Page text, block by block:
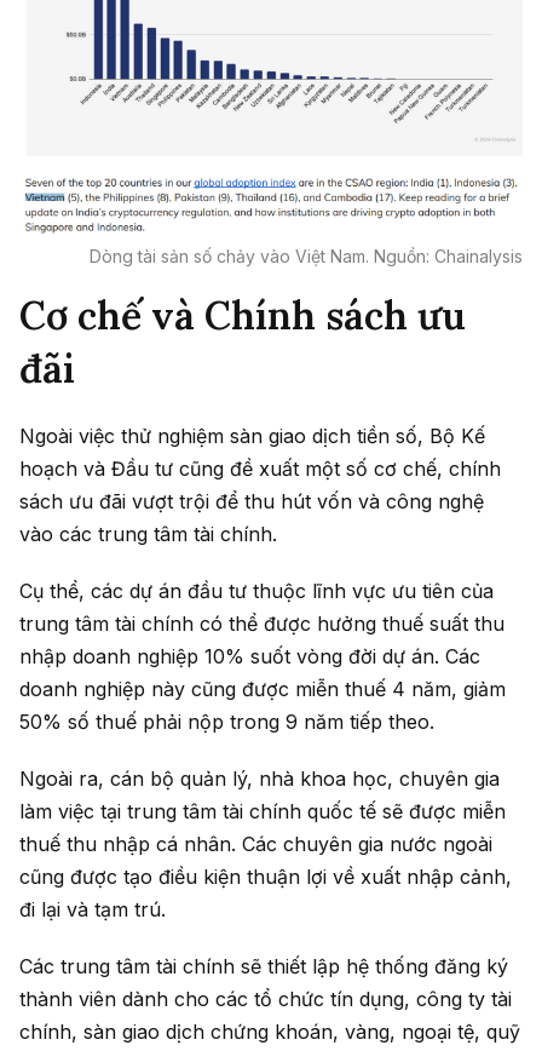
Dòng tài sản số chảy vào Việt Nam. Nguồn: Chainalysis
Cơ chế và Chính sách ưu
đãi
Ngoài việc thử nghiệm sàn giao dịch tiền số, Bộ Kế
hoạch và Đầu tư cũng đề xuất một số cơ chế, chính
sách ưu đãi vượt trội để thu hút vốn và công nghệ
vào các trung tâm tài chính.
Cụ thể, các dự án đầu tư thuộc lĩnh vực ưu tiên của
trung tâm tài chính có thể được hưởng thuế suất thu
nhập doanh nghiệp 10% suốt vòng đời dự án. Các
doanh nghiệp này cũng được miễn thuế 4 năm, giảm
50% số thuế phải nộp trong 9 năm tiếp theo.
Ngoài ra, cán bộ quản lý, nhà khoa học, chuyên gia
làm việc tại trung tâm tài chính quốc tế sẽ được miễn
thuế thu nhập cá nhân. Các chuyên gia nước ngoài
cũng được tạo điều kiện thuận lợi về xuất nhập cảnh,
đi lại và tạm trú.
Các trung tâm tài chính sẽ thiết lập hệ thống đăng ký
thành viên dành cho các tổ chức tín dụng, công ty tài
chính, sàn giao dịch chứng khoán, vàng, ngoại tệ, quỹ